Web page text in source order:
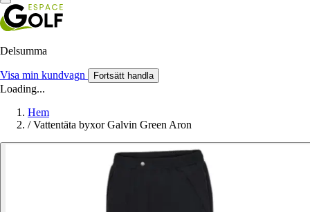
Delsumma
Visa min kundvagn Fortsätt handla
Loading...
Hem
/ Vattentäta byxor Galvin Green Aron